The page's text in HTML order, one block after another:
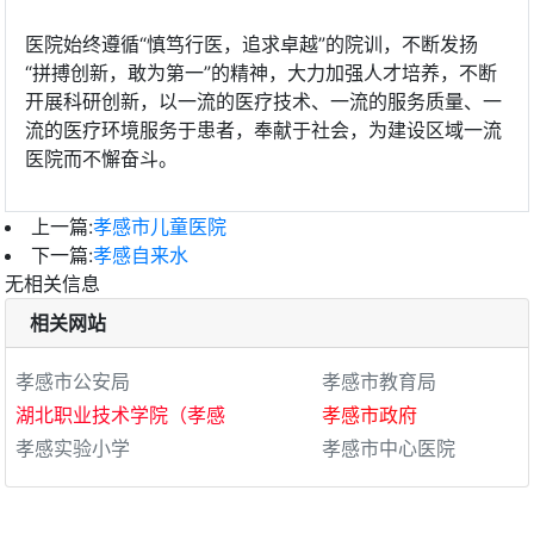
医院始终遵循“慎笃行医，追求卓越”的院训，不断发扬
“拼搏创新，敢为第一”的精神，大力加强人才培养，不断
开展科研创新，以一流的医疗技术、一流的服务质量、一
流的医疗环境服务于患者，奉献于社会，为建设区域一流
医院而不懈奋斗。
上一篇:孝感市儿童医院
下一篇:孝感自来水
无相关信息
相关网站
孝感市公安局
孝感市教育局
湖北职业技术学院（孝感
孝感市政府
孝感实验小学
孝感市中心医院